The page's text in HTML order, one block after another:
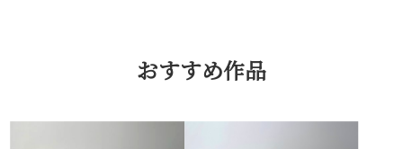
おすすめ作品